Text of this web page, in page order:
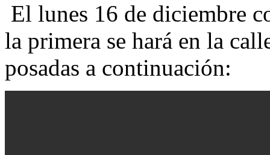
El lunes 16 de diciembre
la primera se hará en la
posadas a continuación: